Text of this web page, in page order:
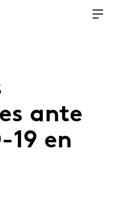
ante
19 en